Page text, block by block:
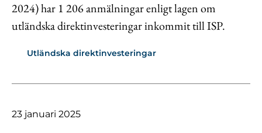
2024) har 1 206 anmälningar enligt lagen om
utländska direktinvesteringar inkommit till ISP.
Utländska direktinvesteringar
23 januari 2025